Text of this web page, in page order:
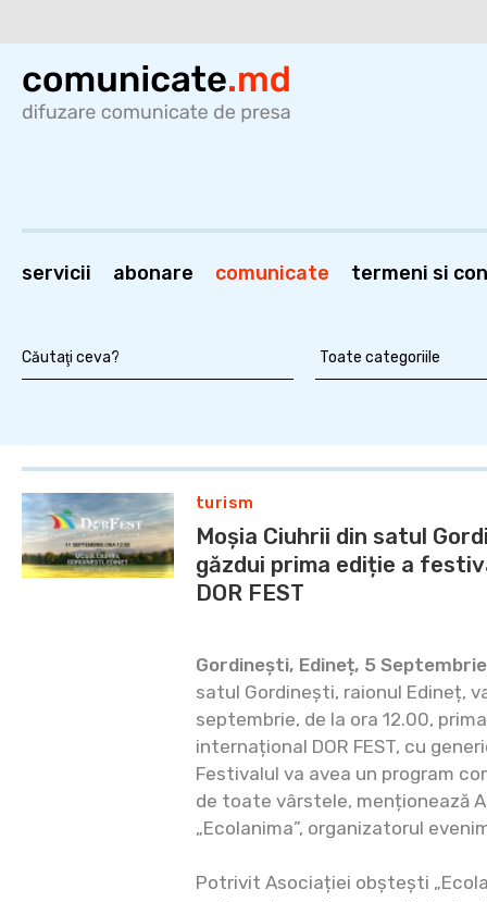
servicii abonare comunicate termeni si
turism
Moșia Ciuhrii din satul
găzdui prima ediție a
DOR FEST
Gordinești, Edineț, 5
satul Gordinești, raionul Edineț,
septembrie, de la ora 12.00,
internațional DOR FEST, cu
Festivalul va avea un program
de toate vârstele, menționează
„Ecolanima”, organizatorul
Potrivit Asociației obștești